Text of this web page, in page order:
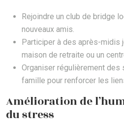
Rejoindre un club de bridge
nouveaux amis.
Participer à des après-midis
maison de retraite ou un
Organiser régulièrement des
famille pour renforcer les
Amélioration de
du stress